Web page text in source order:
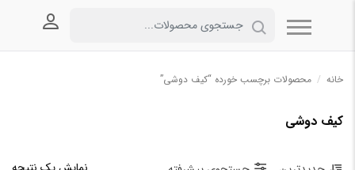
خانه / محصولات برچسب خورده “کیف دوشی”
کیف دوشی